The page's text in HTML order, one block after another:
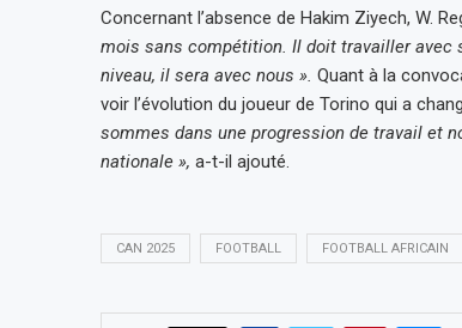
Concernant l’absence de Hakim Ziyech, W.
mois sans compétition. Il doit travailler avec
niveau, il sera avec nous ». Quant à la
voir l’évolution du joueur de Torino qui a
sommes dans une progression de travail et
nationale », a-t-il ajouté.
CAN 2025 FOOTBALL FOOTBALL AFRICAIN